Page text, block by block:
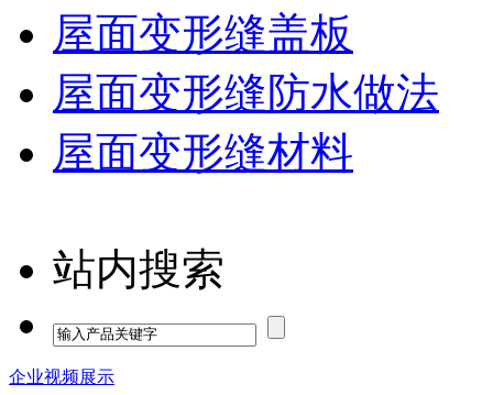
屋面变形缝盖板
屋面变形缝防水做法
屋面变形缝材料
站内搜索
企业视频展示